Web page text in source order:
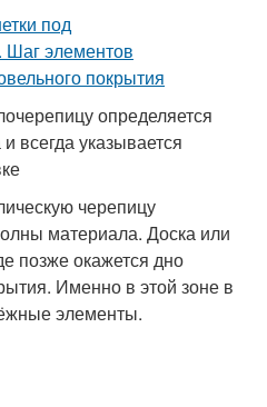
определяется
всегда указывается
черепицу
материала. Доска или
позже окажется дно
Именно в этой зоне в
элементы.